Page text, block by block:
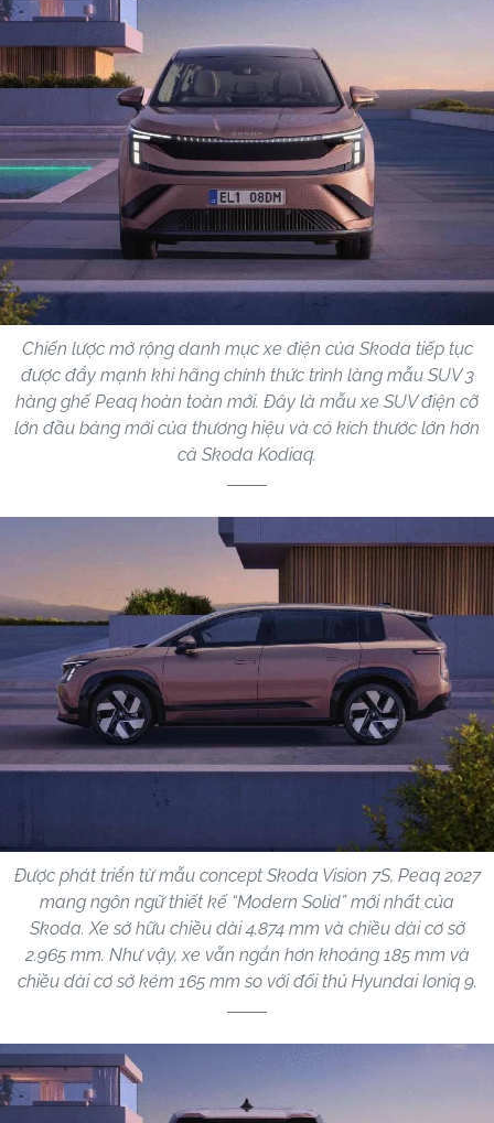
Chiến lược mở rộng danh mục xe điện của Skoda tiếp tục
được đẩy mạnh khi hãng chính thức trình làng mẫu SUV 3
hàng ghế Peaq hoàn toàn mới. Đây là mẫu xe SUV điện cỡ
lớn đầu bảng mới của thương hiệu và có kích thước lớn hơn
cả Skoda Kodiaq.
Được phát triển từ mẫu concept Skoda Vision 7S, Peaq 2027
mang ngôn ngữ thiết kế “Modern Solid” mới nhất của
Skoda. Xe sở hữu chiều dài 4.874 mm và chiều dài cơ sở
2.965 mm. Như vậy, xe vẫn ngắn hơn khoảng 185 mm và
chiều dài cơ sở kém 165 mm so với đối thủ Hyundai Ioniq 9.